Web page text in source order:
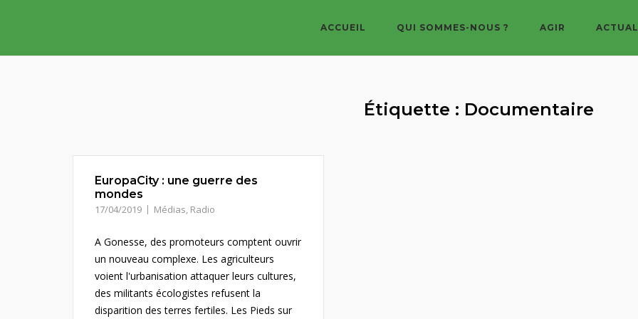
ACCUEIL QUI SOMMES-NOUS ? AGIR
Étiquette : Documentaire
EuropaCity : une guerre des
mondes
17/04/2019 Médias, Radio
A Gonesse, des promoteurs comptent ouvrir
un nouveau complexe. Les agriculteurs
voient l'urbanisation attaquer leurs cultures,
des militants écologistes refusent la
disparition des terres fertiles. Les Pieds sur